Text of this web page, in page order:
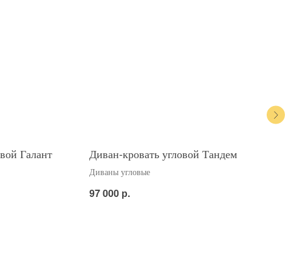
Галант Диван-кровать угловой Тандем
Диваны угловые
97 000 р.